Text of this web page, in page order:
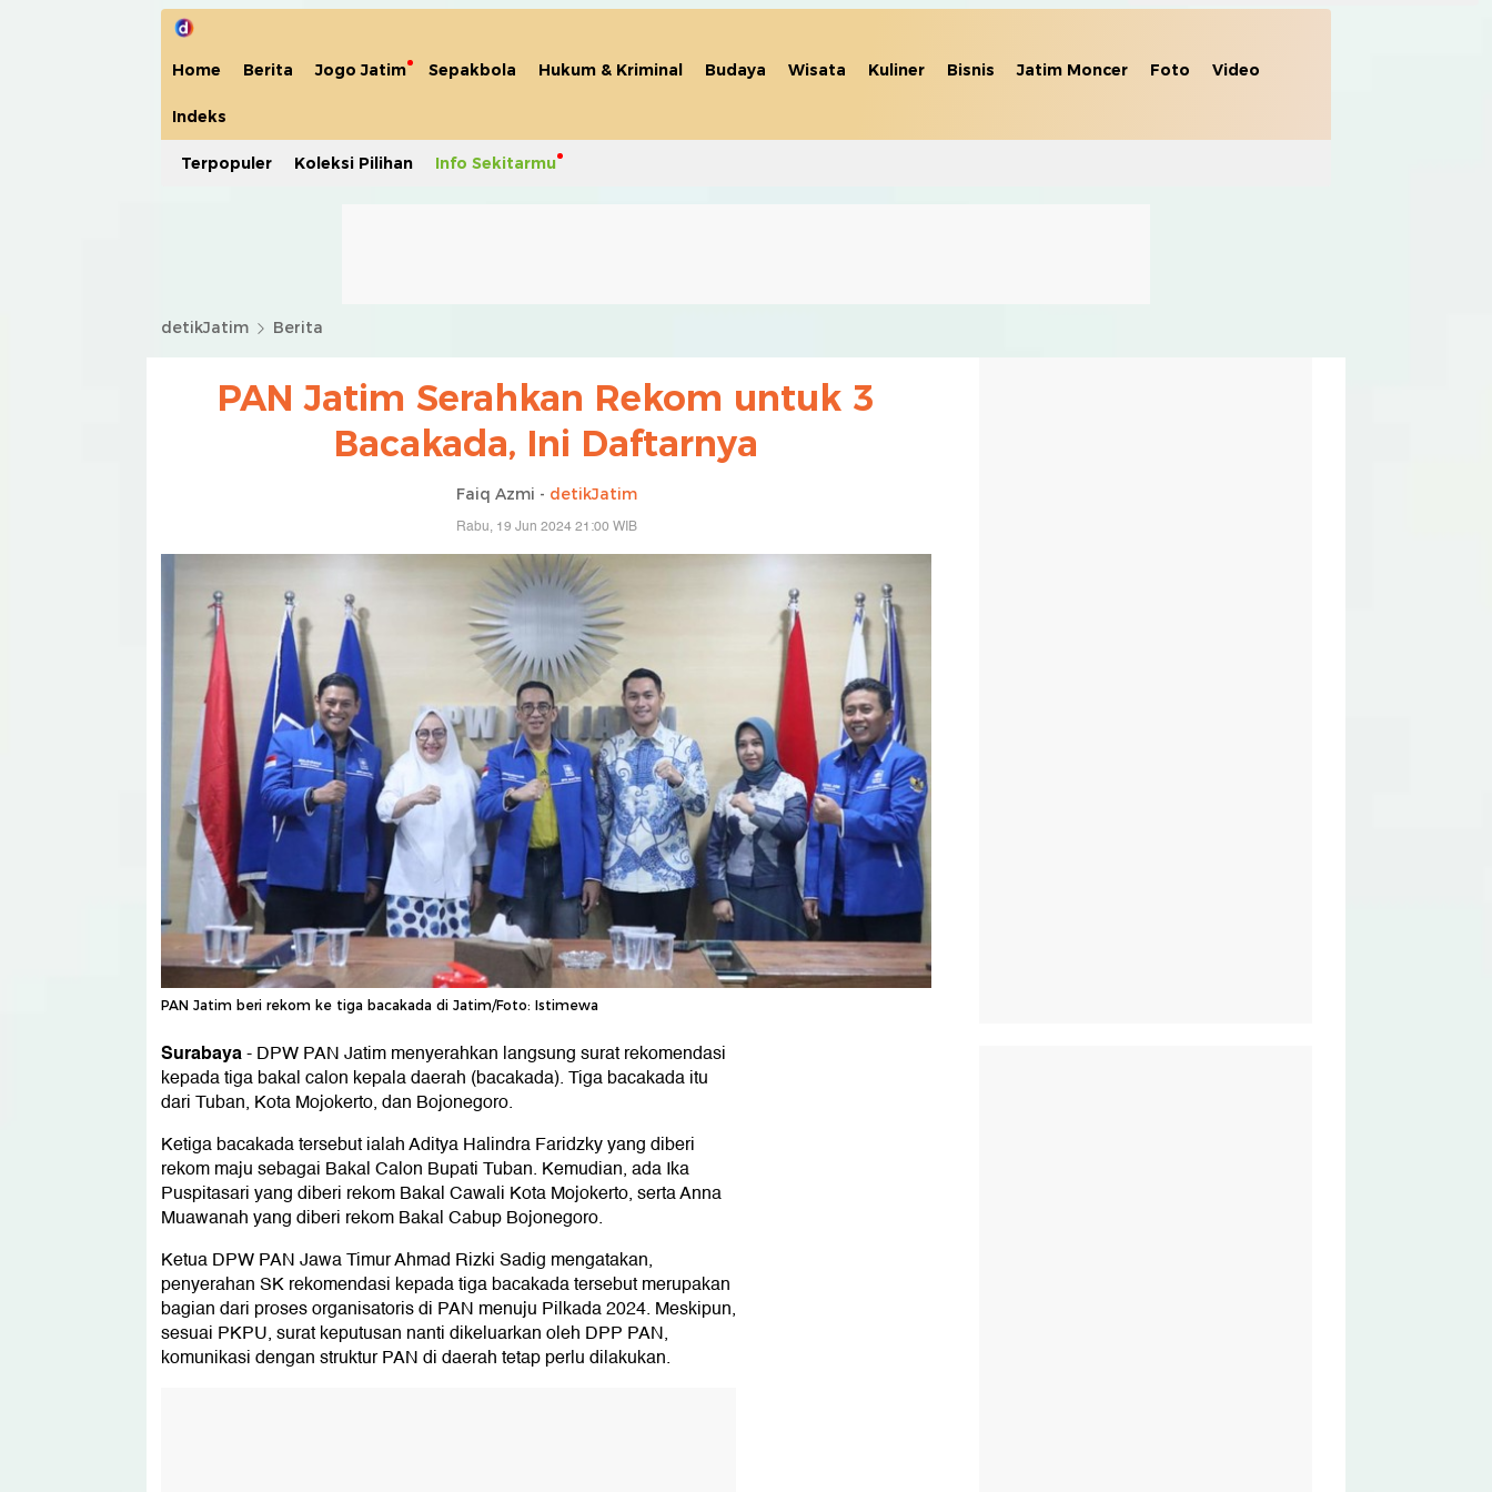
Home Berita Jogo Jatim Sepakbola Hukum & Kriminal Budaya Wisata Kuliner Bisnis Jatim Moncer Foto Video
Indeks
Terpopuler Koleksi Pilihan Info Sekitarmu
detikJatim Berita
PAN Jatim Serahkan Rekom untuk 3
Bacakada, Ini Daftarnya
Faiq Azmi - detikJatim
Rabu, 19 Jun 2024 21:00 WIB
PAN Jatim beri rekom ke tiga bacakada di Jatim/Foto: Istimewa
Surabaya-DPW PAN Jatim menyerahkan langsung surat rekomendasi
kepada tiga bakal calon kepala daerah (bacakada). Tiga bacakada itu
dari Tuban, Kota Mojokerto, dan Bojonegoro.
Ketiga bacakada tersebut ialah Aditya Halindra Faridzky yang diberi
rekom maju sebagai Bakal Calon Bupati Tuban. Kemudian, ada Ika
Puspitasari yang diberi rekom Bakal Cawali Kota Mojokerto, serta Anna
Muawanah yang diberi rekom Bakal Cabup Bojonegoro.
Ketua DPW PAN Jawa Timur Ahmad Rizki Sadig mengatakan,
penyerahan SK rekomendasi kepada tiga bacakada tersebut merupakan
bagian dari proses organisatoris di PAN menuju Pilkada 2024. Meskipun,
sesuai PKPU, surat keputusan nanti dikeluarkan oleh DPP PAN,
komunikasi dengan struktur PAN di daerah tetap perlu dilakukan.